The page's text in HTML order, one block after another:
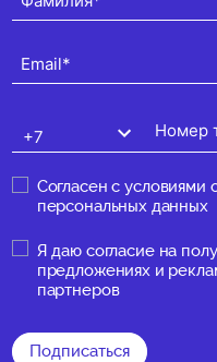
Согласен сусловиями
персональных данных
Я даю согласие на
предложениях и
партнеров
Подписаться